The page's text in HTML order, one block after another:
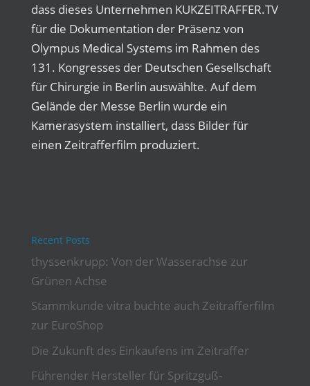
dass dieses Unternehmen KUKZEITRAFFER.TV
für die Dokumentation der Präsenz von
Olympus Medical Systems im Rahmen des
131. Kongresses der Deutschen Gesellschaft
für Chirurgie in Berlin auswählte. Auf dem
Gelände der Messe Berlin wurde ein
Kamerasystem installiert, dass Bilder für
einen Zeitrafferfilm produziert.
Recent Posts
thyssenkrupp: Von der Wasserachse zur
Grünen Achse
Stammkunde vitra buchte auch Zeitrafferfilm
zur EuroShop
Die Zukunft des Einkaufens im Zeitraffer
Führender Hersteller für Spritzguß-